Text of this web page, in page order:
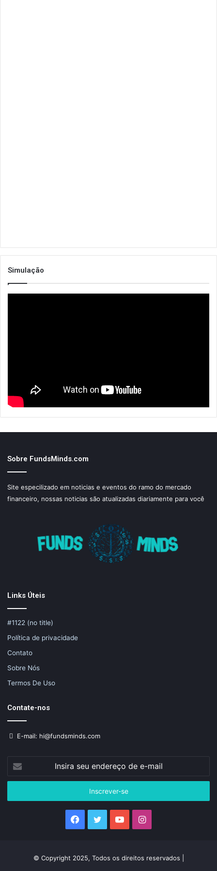
Simulação
Sobre FundsMinds.com
Site especilizado em noticias e eventos do ramo do mercado
financeiro, nossas noticias são atualizadas diariamente para você
Links Úteis
#1122 (no title)
Política de privacidade
Contato
Sobre Nós
Termos De Uso
Contate-nos
E-mail: hi@fundsminds.com
Insira
seu
endereço
e-
Facebook
Twitter YouTubeInstagram
© Copyright 2025, Todos os direitos reservados |